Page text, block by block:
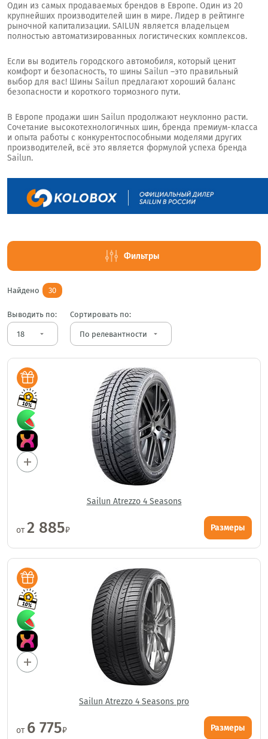
Один из самых продаваемых брендов в Европе. Один из 20
крупнейших производителей шин в мире. Лидер в рейтинге
рыночной капитализации. SAILUN является владельцем
полностью автоматизированных логистических комплексов.
Если вы водитель городского автомобиля, который ценит
комфорт и безопасность, то шины Sailun –это правильный
выбор для вас! Шины Sailun предлагают хороший баланс
безопасности и короткого тормозного пути.
В Европе продажи шин Sailun продолжают неуклонно расти.
Сочетание высокотехнологичных шин, бренда премиум-класса
и опыта работы с конкурентоспособными моделями других
производителей, всё это является формулой успеха бренда
Sailun.
Фильтры
Найдено 30
Выводить по:
arrow_drop_down
Сортировать по:
arrow_drop_down
Sailun Atrezzo 4 Seasons
от2 885₽ Размеры
Sailun Atrezzo 4 Seasons pro
от 6 775₽ Размеры